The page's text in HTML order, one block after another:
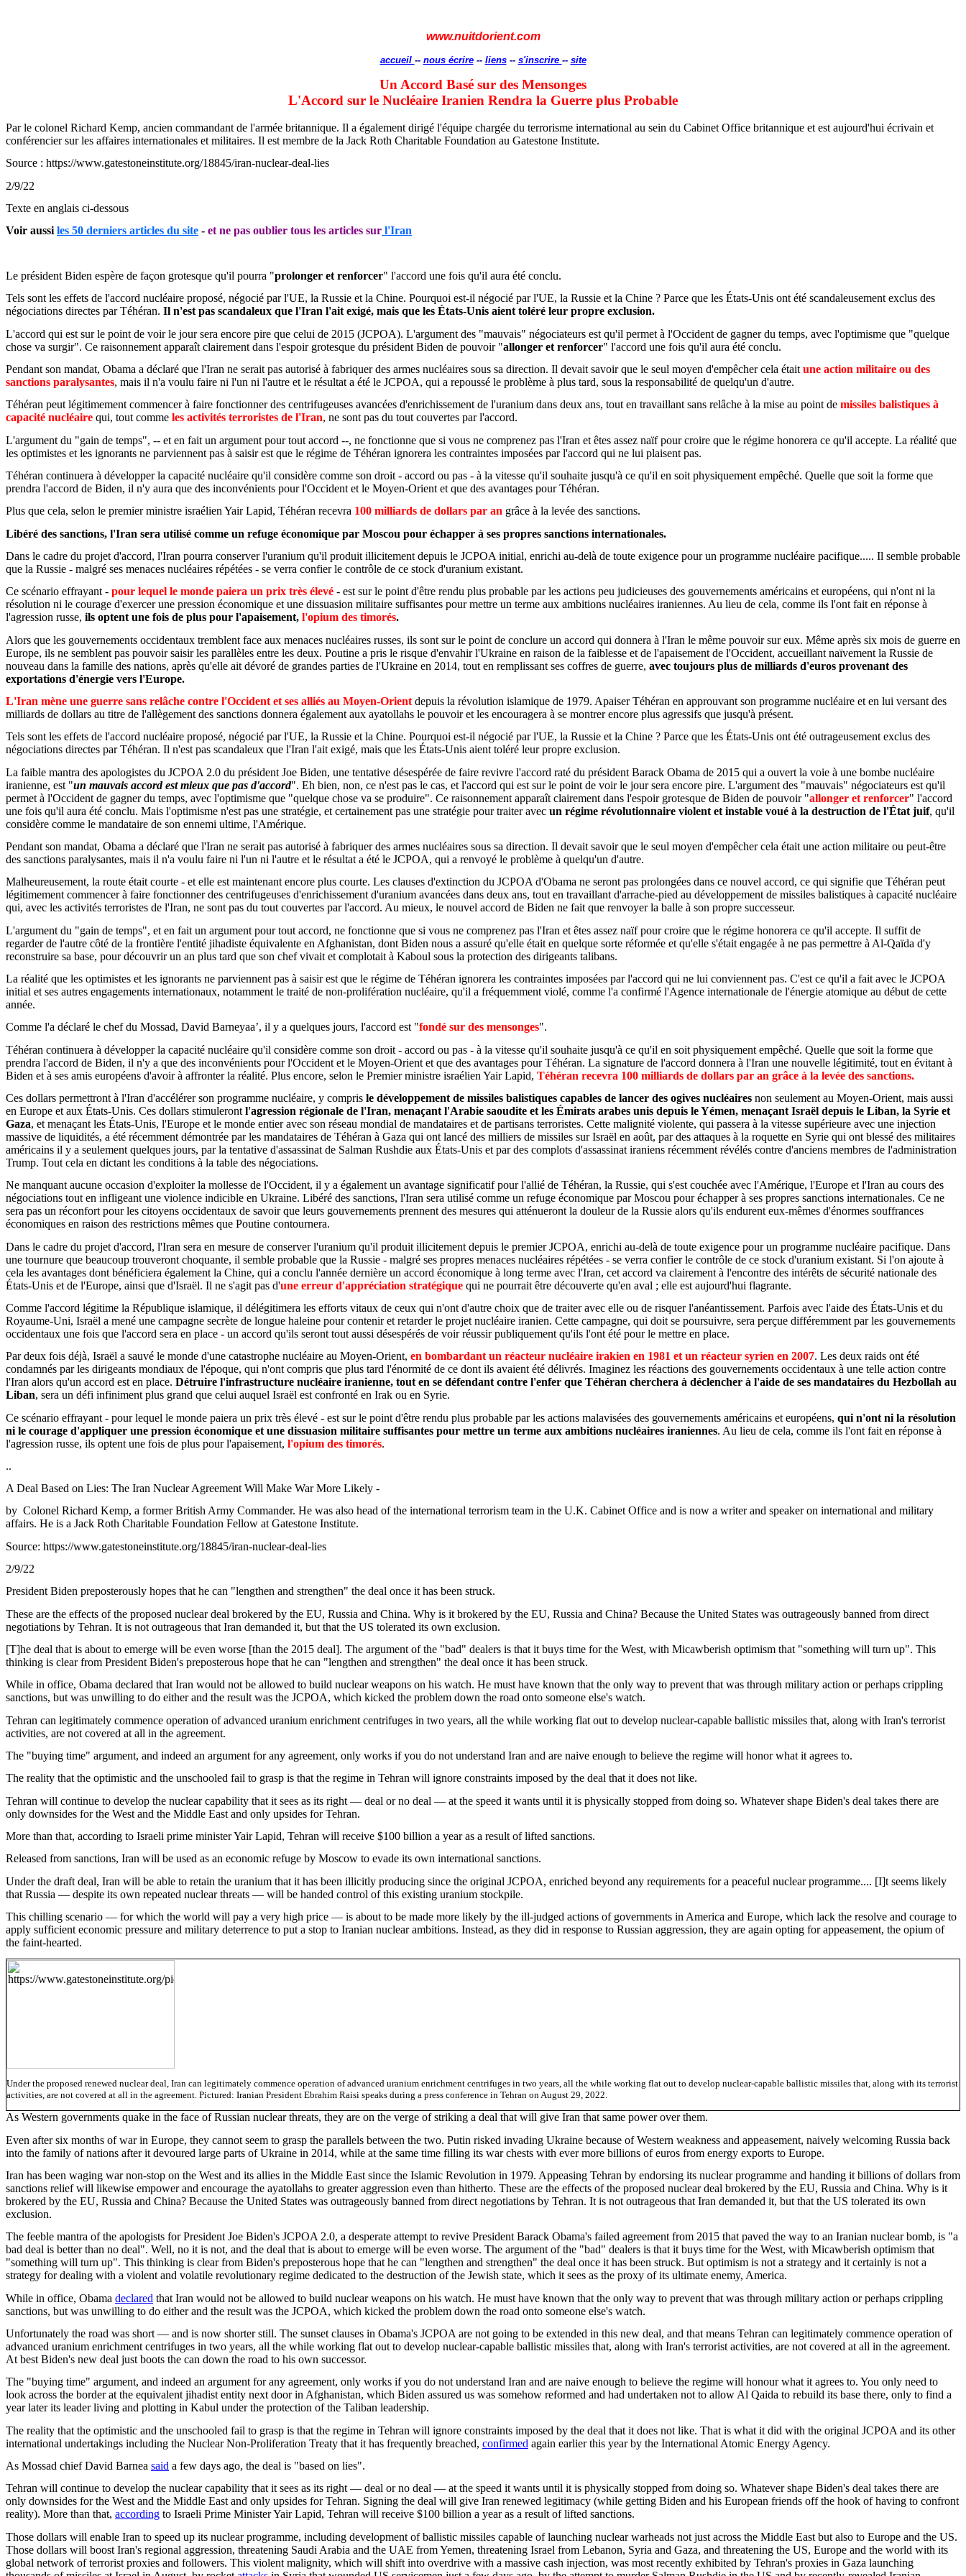
www.nuitdorient.com
accueil -- nous écrire-- liens-- s'inscrire -- site
Un Accord Basé sur des Mensonges
L'Accord sur le Nucléaire Iranien Rendra la Guerre plus Probable
Par le colonel Richard Kemp, ancien commandant de l'armée britannique. Il a également dirigé l'équipe chargée du terrorisme international au sein du Cabinet Office britannique et est aujourd'hui écrivain et
conférencier sur les affaires internationales et militaires. Il est membre de la Jack Roth Charitable Foundation au Gatestone Institute.
Source : https://www.gatestoneinstitute.org/18845/iran-nuclear-deal-lies
2/9/22
Texte en anglais ci-dessous
Voir aussi les 50 derniers articles du site - et ne pas oublier tous les articles sur l'Iran
Le président Biden espère de façon grotesque qu'il pourra "prolonger et renforcer" l'accord une fois qu'il aura été conclu.
Tels sont les effets de l'accord nucléaire proposé, négocié par l'UE, la Russie et la Chine. Pourquoi est-il négocié par l'UE, la Russie et la Chine ? Parce que les États-Unis ont été scandaleusement exclus des
négociations directes par Téhéran. Il n'est pas scandaleux que l'Iran l'ait exigé, mais que les États-Unis aient toléré leur propre exclusion.
L'accord qui est sur le point de voir le jour sera encore pire que celui de 2015 (JCPOA). L'argument des "mauvais" négociateurs est qu'il permet à l'Occident de gagner du temps, avec l'optimisme que "quelque
chose va surgir". Ce raisonnement apparaît clairement dans l'espoir grotesque du président Biden de pouvoir "allonger et renforcer" l'accord une fois qu'il aura été conclu.
Pendant son mandat, Obama a déclaré que l'Iran ne serait pas autorisé à fabriquer des armes nucléaires sous sa direction. Il devait savoir que le seul moyen d'empêcher cela était une action militaire ou des
sanctions paralysantes, mais il n'a voulu faire ni l'un ni l'autre et le résultat a été le JCPOA, qui a repoussé le problème à plus tard, sous la responsabilité de quelqu'un d'autre.
Téhéran peut légitimement commencer à faire fonctionner des centrifugeuses avancées d'enrichissement de l'uranium dans deux ans, tout en travaillant sans relâche à la mise au point de missiles balistiques à
capacité nucléaire qui, tout comme les activités terroristes de l'Iran, ne sont pas du tout couvertes par l'accord.
L'argument du "gain de temps", -- et en fait un argument pour tout accord --, ne fonctionne que si vous ne comprenez pas l'Iran et êtes assez naïf pour croire que le régime honorera ce qu'il accepte. La réalité que
les optimistes et les ignorants ne parviennent pas à saisir est que le régime de Téhéran ignorera les contraintes imposées par l'accord qui ne lui plaisent pas.
Téhéran continuera à développer la capacité nucléaire qu'il considère comme son droit - accord ou pas - à la vitesse qu'il souhaite jusqu'à ce qu'il en soit physiquement empêché. Quelle que soit la forme que
prendra l'accord de Biden, il n'y aura que des inconvénients pour l'Occident et le Moyen-Orient et que des avantages pour Téhéran.
Plus que cela, selon le premier ministre israélien Yair Lapid, Téhéran recevra 100 milliards de dollars par an grâce à la levée des sanctions.
Libéré des sanctions, l'Iran sera utilisé comme un refuge économique par Moscou pour échapper à ses propres sanctions internationales.
Dans le cadre du projet d'accord, l'Iran pourra conserver l'uranium qu'il produit illicitement depuis le JCPOA initial, enrichi au-delà de toute exigence pour un programme nucléaire pacifique..... Il semble probable
que la Russie - malgré ses menaces nucléaires répétées - se verra confier le contrôle de ce stock d'uranium existant.
Ce scénario effrayant - pour lequel le monde paiera un prix très élevé - est sur le point d'être rendu plus probable par les actions peu judicieuses des gouvernements américains et européens, qui n'ont ni la
résolution ni le courage d'exercer une pression économique et une dissuasion militaire suffisantes pour mettre un terme aux ambitions nucléaires iraniennes. Au lieu de cela, comme ils l'ont fait en réponse à
l'agression russe, ils optent une fois de plus pour l'apaisement, l'opium des timorés.
Alors que les gouvernements occidentaux tremblent face aux menaces nucléaires russes, ils sont sur le point de conclure un accord qui donnera à l'Iran le même pouvoir sur eux. Même après six mois de guerre en
Europe, ils ne semblent pas pouvoir saisir les parallèles entre les deux. Poutine a pris le risque d'envahir l'Ukraine en raison de la faiblesse et de l'apaisement de l'Occident, accueillant naïvement la Russie de
nouveau dans la famille des nations, après qu'elle ait dévoré de grandes parties de l'Ukraine en 2014, tout en remplissant ses coffres de guerre, avec toujours plus de milliards d'euros provenant des
exportations d'énergie vers l'Europe.
L'Iran mène une guerre sans relâche contre l'Occident et ses alliés au Moyen-Orient depuis la révolution islamique de 1979. Apaiser Téhéran en approuvant son programme nucléaire et en lui versant des
milliards de dollars au titre de l'allègement des sanctions donnera également aux ayatollahs le pouvoir et les encouragera à se montrer encore plus agressifs que jusqu'à présent.
Tels sont les effets de l'accord nucléaire proposé, négocié par l'UE, la Russie et la Chine. Pourquoi est-il négocié par l'UE, la Russie et la Chine ? Parce que les États-Unis ont été outrageusement exclus des
négociations directes par Téhéran. Il n'est pas scandaleux que l'Iran l'ait exigé, mais que les États-Unis aient toléré leur propre exclusion.
La faible mantra des apologistes du JCPOA 2.0 du président Joe Biden, une tentative désespérée de faire revivre l'accord raté du président Barack Obama de 2015 qui a ouvert la voie à une bombe nucléaire
iranienne, est "un mauvais accord est mieux que pas d'accord". Eh bien, non, ce n'est pas le cas, et l'accord qui est sur le point de voir le jour sera encore pire. L'argument des "mauvais" négociateurs est qu'il
permet à l'Occident de gagner du temps, avec l'optimisme que "quelque chose va se produire". Ce raisonnement apparaît clairement dans l'espoir grotesque de Biden de pouvoir "allonger et renforcer" l'accord
une fois qu'il aura été conclu. Mais l'optimisme n'est pas une stratégie, et certainement pas une stratégie pour traiter avec un régime révolutionnaire violent et instable voué à la destruction de l'État juif, qu'il
considère comme le mandataire de son ennemi ultime, l'Amérique.
Pendant son mandat, Obama a déclaré que l'Iran ne serait pas autorisé à fabriquer des armes nucléaires sous sa direction. Il devait savoir que le seul moyen d'empêcher cela était une action militaire ou peut-être
des sanctions paralysantes, mais il n'a voulu faire ni l'un ni l'autre et le résultat a été le JCPOA, qui a renvoyé le problème à quelqu'un d'autre.
Malheureusement, la route était courte - et elle est maintenant encore plus courte. Les clauses d'extinction du JCPOA d'Obama ne seront pas prolongées dans ce nouvel accord, ce qui signifie que Téhéran peut
légitimement commencer à faire fonctionner des centrifugeuses d'enrichissement d'uranium avancées dans deux ans, tout en travaillant d'arrache-pied au développement de missiles balistiques à capacité nucléaire
qui, avec les activités terroristes de l'Iran, ne sont pas du tout couvertes par l'accord. Au mieux, le nouvel accord de Biden ne fait que renvoyer la balle à son propre successeur.
L'argument du "gain de temps", et en fait un argument pour tout accord, ne fonctionne que si vous ne comprenez pas l'Iran et êtes assez naïf pour croire que le régime honorera ce qu'il accepte. Il suffit de
regarder de l'autre côté de la frontière l'entité jihadiste équivalente en Afghanistan, dont Biden nous a assuré qu'elle était en quelque sorte réformée et qu'elle s'était engagée à ne pas permettre à Al-Qaïda d'y
reconstruire sa base, pour découvrir un an plus tard que son chef vivait et complotait à Kaboul sous la protection des dirigeants talibans.
La réalité que les optimistes et les ignorants ne parviennent pas à saisir est que le régime de Téhéran ignorera les contraintes imposées par l'accord qui ne lui conviennent pas. C'est ce qu'il a fait avec le JCPOA
initial et ses autres engagements internationaux, notamment le traité de non-prolifération nucléaire, qu'il a fréquemment violé, comme l'a confirmé l'Agence internationale de l'énergie atomique au début de cette
année.
Comme l'a déclaré le chef du Mossad, David Barneyaa’, il y a quelques jours, l'accord est "fondé sur des mensonges".
Téhéran continuera à développer la capacité nucléaire qu'il considère comme son droit - accord ou pas - à la vitesse qu'il souhaite jusqu'à ce qu'il en soit physiquement empêché. Quelle que soit la forme que
prendra l'accord de Biden, il n'y a que des inconvénients pour l'Occident et le Moyen-Orient et que des avantages pour Téhéran. La signature de l'accord donnera à l'Iran une nouvelle légitimité, tout en évitant à
Biden et à ses amis européens d'avoir à affronter la réalité. Plus encore, selon le Premier ministre israélien Yair Lapid, Téhéran recevra 100 milliards de dollars par an grâce à la levée des sanctions.
Ces dollars permettront à l'Iran d'accélérer son programme nucléaire, y compris le développement de missiles balistiques capables de lancer des ogives nucléaires non seulement au Moyen-Orient, mais aussi
en Europe et aux États-Unis. Ces dollars stimuleront l'agression régionale de l'Iran, menaçant l'Arabie saoudite et les Émirats arabes unis depuis le Yémen, menaçant Israël depuis le Liban, la Syrie et
Gaza, et menaçant les États-Unis, l'Europe et le monde entier avec son réseau mondial de mandataires et de partisans terroristes. Cette malignité violente, qui passera à la vitesse supérieure avec une injection
massive de liquidités, a été récemment démontrée par les mandataires de Téhéran à Gaza qui ont lancé des milliers de missiles sur Israël en août, par des attaques à la roquette en Syrie qui ont blessé des militaires
américains il y a seulement quelques jours, par la tentative d'assassinat de Salman Rushdie aux États-Unis et par des complots d'assassinat iraniens récemment révélés contre d'anciens membres de l'administration
Trump. Tout cela en dictant les conditions à la table des négociations.
Ne manquant aucune occasion d'exploiter la mollesse de l'Occident, il y a également un avantage significatif pour l'allié de Téhéran, la Russie, qui s'est couchée avec l'Amérique, l'Europe et l'Iran au cours des
négociations tout en infligeant une violence indicible en Ukraine. Libéré des sanctions, l'Iran sera utilisé comme un refuge économique par Moscou pour échapper à ses propres sanctions internationales. Ce ne
sera pas un réconfort pour les citoyens occidentaux de savoir que leurs gouvernements prennent des mesures qui atténueront la douleur de la Russie alors qu'ils endurent eux-mêmes d'énormes souffrances
économiques en raison des restrictions mêmes que Poutine contournera.
Dans le cadre du projet d'accord, l'Iran sera en mesure de conserver l'uranium qu'il produit illicitement depuis le premier JCPOA, enrichi au-delà de toute exigence pour un programme nucléaire pacifique. Dans
une tournure que beaucoup trouveront choquante, il semble probable que la Russie - malgré ses propres menaces nucléaires répétées - se verra confier le contrôle de ce stock d'uranium existant. Si l'on ajoute à
cela les avantages dont bénéficiera également la Chine, qui a conclu l'année dernière un accord économique à long terme avec l'Iran, cet accord va clairement à l'encontre des intérêts de sécurité nationale des
États-Unis et de l'Europe, ainsi que d'Israël. Il ne s'agit pas d'une erreur d'appréciation stratégique qui ne pourrait être découverte qu'en aval ; elle est aujourd'hui flagrante.
Comme l'accord légitime la République islamique, il délégitimera les efforts vitaux de ceux qui n'ont d'autre choix que de traiter avec elle ou de risquer l'anéantissement. Parfois avec l'aide des États-Unis et du
Royaume-Uni, Israël a mené une campagne secrète de longue haleine pour contenir et retarder le projet nucléaire iranien. Cette campagne, qui doit se poursuivre, sera perçue différemment par les gouvernements
occidentaux une fois que l'accord sera en place - un accord qu'ils seront tout aussi désespérés de voir réussir publiquement qu'ils l'ont été pour le mettre en place.
Par deux fois déjà, Israël a sauvé le monde d'une catastrophe nucléaire au Moyen-Orient, en bombardant un réacteur nucléaire irakien en 1981 et un réacteur syrien en 2007. Les deux raids ont été
condamnés par les dirigeants mondiaux de l'époque, qui n'ont compris que plus tard l'énormité de ce dont ils avaient été délivrés. Imaginez les réactions des gouvernements occidentaux à une telle action contre
l'Iran alors qu'un accord est en place. Détruire l'infrastructure nucléaire iranienne, tout en se défendant contre l'enfer que Téhéran cherchera à déclencher à l'aide de ses mandataires du Hezbollah au
Liban, sera un défi infiniment plus grand que celui auquel Israël est confronté en Irak ou en Syrie.
Ce scénario effrayant - pour lequel le monde paiera un prix très élevé - est sur le point d'être rendu plus probable par les actions malavisées des gouvernements américains et européens, qui n'ont ni la résolution
ni le courage d'appliquer une pression économique et une dissuasion militaire suffisantes pour mettre un terme aux ambitions nucléaires iraniennes. Au lieu de cela, comme ils l'ont fait en réponse à
l'agression russe, ils optent une fois de plus pour l'apaisement, l'opium des timorés.
..
A Deal Based on Lies: The Iran Nuclear Agreement Will Make War More Likely -
by Colonel Richard Kemp, a former British Army Commander. He was also head of the international terrorism team in the U.K. Cabinet Office and is now a writer and speaker on international and military
affairs. He is a Jack Roth Charitable Foundation Fellow at Gatestone Institute.
Source: https://www.gatestoneinstitute.org/18845/iran-nuclear-deal-lies
2/9/22
President Biden preposterously hopes that he can "lengthen and strengthen" the deal once it has been struck.
These are the effects of the proposed nuclear deal brokered by the EU, Russia and China. Why is it brokered by the EU, Russia and China? Because the United States was outrageously banned from direct
negotiations by Tehran. It is not outrageous that Iran demanded it, but that the US tolerated its own exclusion.
[T]he deal that is about to emerge will be even worse [than the 2015 deal]. The argument of the "bad" dealers is that it buys time for the West, with Micawberish optimism that "something will turn up". This
thinking is clear from President Biden's preposterous hope that he can "lengthen and strengthen" the deal once it has been struck.
While in office, Obama declared that Iran would not be allowed to build nuclear weapons on his watch. He must have known that the only way to prevent that was through military action or perhaps crippling
sanctions, but was unwilling to do either and the result was the JCPOA, which kicked the problem down the road onto someone else's watch.
Tehran can legitimately commence operation of advanced uranium enrichment centrifuges in two years, all the while working flat out to develop nuclear-capable ballistic missiles that, along with Iran's terrorist
activities, are not covered at all in the agreement.
The "buying time" argument, and indeed an argument for any agreement, only works if you do not understand Iran and are naive enough to believe the regime will honor what it agrees to.
The reality that the optimistic and the unschooled fail to grasp is that the regime in Tehran will ignore constraints imposed by the deal that it does not like.
Tehran will continue to develop the nuclear capability that it sees as its right — deal or no deal — at the speed it wants until it is physically stopped from doing so. Whatever shape Biden's deal takes there are
only downsides for the West and the Middle East and only upsides for Tehran.
More than that, according to Israeli prime minister Yair Lapid, Tehran will receive $100 billion a year as a result of lifted sanctions.
Released from sanctions, Iran will be used as an economic refuge by Moscow to evade its own international sanctions.
Under the draft deal, Iran will be able to retain the uranium that it has been illicitly producing since the original JCPOA, enriched beyond any requirements for a peaceful nuclear programme.... [I]t seems likely
that Russia — despite its own repeated nuclear threats — will be handed control of this existing uranium stockpile.
This chilling scenario — for which the world will pay a very high price — is about to be made more likely by the ill-judged actions of governments in America and Europe, which lack the resolve and courage to
apply sufficient economic pressure and military deterrence to put a stop to Iranian nuclear ambitions. Instead, as they did in response to Russian aggression, they are again opting for appeasement, the opium of
the faint-hearted.
Under the proposed renewed nuclear deal, Iran can legitimately commence operation of advanced uranium enrichment centrifuges in two years, all the while working flat out to develop nuclear-capable ballistic missiles that, along with its terrorist
activities, are not covered at all in the agreement. Pictured: Iranian President Ebrahim Raisi speaks during a press conference in Tehran on August 29, 2022.
As Western governments quake in the face of Russian nuclear threats, they are on the verge of striking a deal that will give Iran that same power over them.
Even after six months of war in Europe, they cannot seem to grasp the parallels between the two. Putin risked invading Ukraine because of Western weakness and appeasement, naively welcoming Russia back
into the family of nations after it devoured large parts of Ukraine in 2014, while at the same time filling its war chests with ever more billions of euros from energy exports to Europe.
Iran has been waging war non-stop on the West and its allies in the Middle East since the Islamic Revolution in 1979. Appeasing Tehran by endorsing its nuclear programme and handing it billions of dollars from
sanctions relief will likewise empower and encourage the ayatollahs to greater aggression even than hitherto. These are the effects of the proposed nuclear deal brokered by the EU, Russia and China. Why is it
brokered by the EU, Russia and China? Because the United States was outrageously banned from direct negotiations by Tehran. It is not outrageous that Iran demanded it, but that the US tolerated its own
exclusion.
The feeble mantra of the apologists for President Joe Biden's JCPOA 2.0, a desperate attempt to revive President Barack Obama's failed agreement from 2015 that paved the way to an Iranian nuclear bomb, is "a
bad deal is better than no deal". Well, no it is not, and the deal that is about to emerge will be even worse. The argument of the "bad" dealers is that it buys time for the West, with Micawberish optimism that
"something will turn up". This thinking is clear from Biden's preposterous hope that he can "lengthen and strengthen" the deal once it has been struck. But optimism is not a strategy and it certainly is not a
strategy for dealing with a violent and volatile revolutionary regime dedicated to the destruction of the Jewish state, which it sees as the proxy of its ultimate enemy, America.
While in office, Obama declared that Iran would not be allowed to build nuclear weapons on his watch. He must have known that the only way to prevent that was through military action or perhaps crippling
sanctions, but was unwilling to do either and the result was the JCPOA, which kicked the problem down the road onto someone else's watch.
Unfortunately the road was short — and is now shorter still. The sunset clauses in Obama's JCPOA are not going to be extended in this new deal, and that means Tehran can legitimately commence operation of
advanced uranium enrichment centrifuges in two years, all the while working flat out to develop nuclear-capable ballistic missiles that, along with Iran's terrorist activities, are not covered at all in the agreement.
At best Biden's new deal just boots the can down the road to his own successor.
The "buying time" argument, and indeed an argument for any agreement, only works if you do not understand Iran and are naive enough to believe the regime will honour what it agrees to. You only need to
look across the border at the equivalent jihadist entity next door in Afghanistan, which Biden assured us was somehow reformed and had undertaken not to allow Al Qaida to rebuild its base there, only to find a
year later its leader living and plotting in Kabul under the protection of the Taliban leadership.
The reality that the optimistic and the unschooled fail to grasp is that the regime in Tehran will ignore constraints imposed by the deal that it does not like. That is what it did with the original JCPOA and its other
international undertakings including the Nuclear Non-Proliferation Treaty that it has frequently breached, confirmed again earlier this year by the International Atomic Energy Agency.
As Mossad chief David Barnea said a few days ago, the deal is "based on lies".
Tehran will continue to develop the nuclear capability that it sees as its right — deal or no deal — at the speed it wants until it is physically stopped from doing so. Whatever shape Biden's deal takes there are
only downsides for the West and the Middle East and only upsides for Tehran. Signing the deal will give Iran renewed legitimacy (while getting Biden and his European friends off the hook of having to confront
reality). More than that, according to Israeli Prime Minister Yair Lapid, Tehran will receive $100 billion a year as a result of lifted sanctions.
Those dollars will enable Iran to speed up its nuclear programme, including development of ballistic missiles capable of launching nuclear warheads not just across the Middle East but also to Europe and the US.
Those dollars will boost Iran's regional aggression, threatening Saudi Arabia and the UAE from Yemen, threatening Israel from Lebanon, Syria and Gaza, and threatening the US, Europe and the world with its
global network of terrorist proxies and followers. This violent malignity, which will shift into overdrive with a massive cash injection, was most recently exhibited by Tehran's proxies in Gaza launching